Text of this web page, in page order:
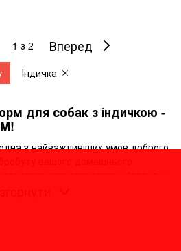
1 з 2 Вперед
для собак з індичкою -
з найважливіших умов доброго
Індичка